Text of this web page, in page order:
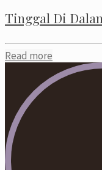
Tinggal Di
Read more